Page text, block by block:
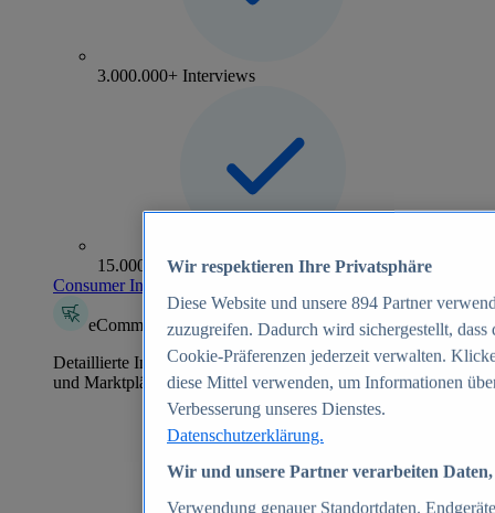
3.000.000+ Interviews
15.000+ Marken
Consumer Insights entdecken
eCommerce Insights
Detaillierte Informationen zu mehr als 39.000 Online-Shops
und Marktplätzen
Wir respektieren Ihre Privatsphäre
Diese Website und unsere 894 Partner
zuzugreifen. Dadurch wird sichergestellt,
Cookie-Präferenzen jederzeit verwalten.
diese Mittel verwenden, um Informationen
Verbesserung unseres Dienstes.
Datenschutzerklärung.
Wir und unsere Partner verarbeiten
Verwendung genauer Standortdaten.